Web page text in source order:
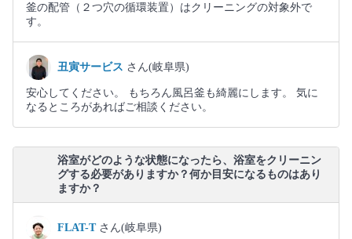
釜の配管（２つ穴の循環装置）はクリーニングの対象外で
す。
丑寅サービス さん(岐阜県)
安心してください。 もちろん風呂釜も綺麗にします。 気に
なるところがあればご相談ください。
浴室がどのような状態になったら、浴室をクリーニン
グする必要がありますか？何か目安になるものはあり
ますか？
FLAT-T さん(岐阜県)